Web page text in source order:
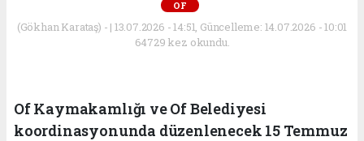
OF
(Gökhan Karataş) - | 13.07.2026 - 14:51, Güncelleme: 14.07.2026 - 10:01
64729 kez okundu.
Of Kaymakamlığı ve Of Belediyesi
koordinasyonunda düzenlenecek 15 Temmuz